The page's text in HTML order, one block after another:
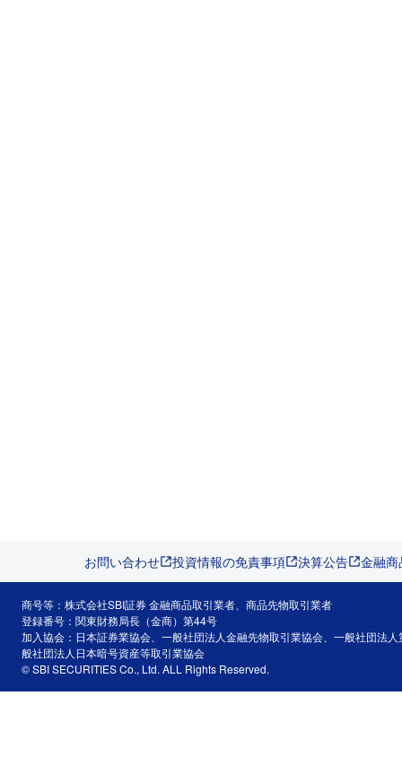
お問い合わせ 投資情報の免責事項 決算公告 金融
商号等：株式会社SBI証券 金融商品取引業者、商品先物取引業者
登録番号：関東財務局長（金商）第44号
加入協会：日本証券業協会、一般社団法人金融先物取引業協会、一般社団法
般社団法人日本暗号資産等取引業協会
© SBI SECURITIES Co., Ltd. ALL Rights Reserved.